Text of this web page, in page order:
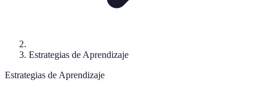
Estrategias de Aprendizaje
Estrategias de Aprendizaje